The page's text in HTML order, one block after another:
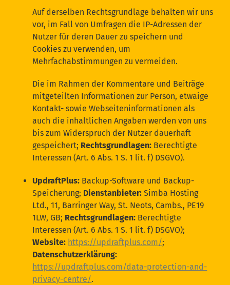
Auf derselben Rechtsgrundlage behalten wir uns
vor, im Fall von Umfragen die IP-Adressen der
Nutzer für deren Dauer zu speichern und
Cookies zu verwenden, um
Mehrfachabstimmungen zu vermeiden.
Die im Rahmen der Kommentare und Beiträge
mitgeteilten Informationen zur Person, etwaige
Kontakt- sowie Webseiteninformationen als
auch die inhaltlichen Angaben werden von uns
bis zum Widerspruch der Nutzer dauerhaft
gespeichert; Rechtsgrundlagen: Berechtigte
Interessen (Art. 6 Abs. 1 S. 1 lit. f) DSGVO).
UpdraftPlus: Backup-Software und Backup-
Speicherung; Dienstanbieter: Simba Hosting
Ltd., 11, Barringer Way, St. Neots, Cambs., PE19
1LW, GB; Rechtsgrundlagen: Berechtigte
Interessen (Art. 6 Abs. 1 S. 1 lit. f) DSGVO);
Website: https://updraftplus.com/;
Datenschutzerklärung:
https://updraftplus.com/data-protection-and-
privacy-centre/.